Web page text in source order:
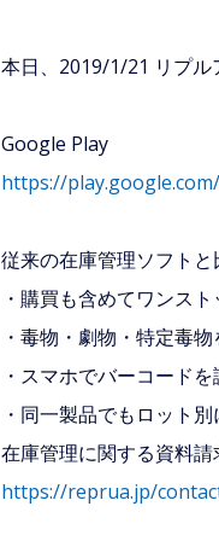
本日、2019/1/21 リプ
Google Play
https://
従来の在庫管理ソフト
・購買も含めてワンス
・毒物・劇物・特定毒
・スマホでバーコード
・同一製品でもロット
在庫管理に関する資料
https://reprua.jp/